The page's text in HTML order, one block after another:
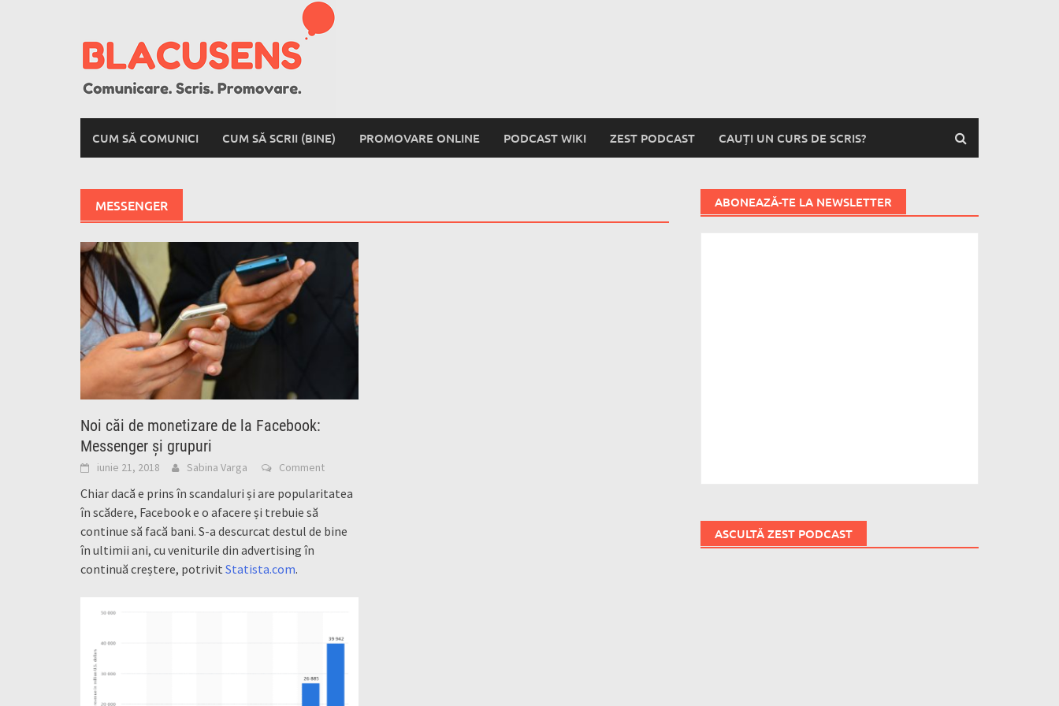
CUM SĂ COMUNICI CUM SĂ SCRII (BINE) PROMOVARE ONLINE PODCAST WIKI ZEST PODCAST CAUȚI UN CURS DE SCRIS?
MESSENGER
Noi căi de monetizare de la Facebook:
Messenger și grupuri
iunie 21, 2018 Sabina Varga Comment
Chiar dacă e prins în scandaluri și are popularitatea
în scădere, Facebook e o afacere și trebuie să
continue să facă bani. S-a descurcat destul de bine
în ultimii ani, cu veniturile din advertising în
continuă creștere, potrivit Statista.com.
ABONEAZĂ-TE LA NEWSLETTER
ASCULTĂ ZEST PODCAST